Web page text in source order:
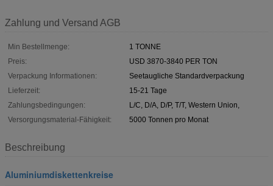
Zahlung und Versand AGB
Min Bestellmenge:
1 TONNE
Preis:
USD 3870-3840 PER TON
Verpackung Informationen:
Seetaugliche Standardverpackung
Lieferzeit:
15-21 Tage
Zahlungsbedingungen:
L/C, D/A, D/P, T/T, Western Union,
Versorgungsmaterial-Fähigkeit:
5000 Tonnen pro Monat
Beschreibung
Aluminiumdiskettenkreise